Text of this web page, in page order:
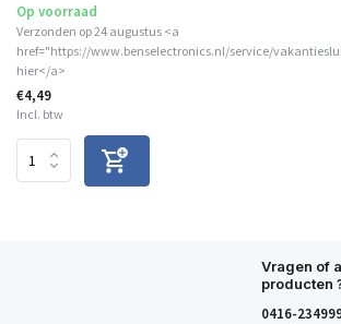
Op voorraad
Verzonden op 24 augustus <a
href="https://www.benselectronics.nl/service/
hier</a>
€4,49
Incl. btw
Vragen of
producten
0416-